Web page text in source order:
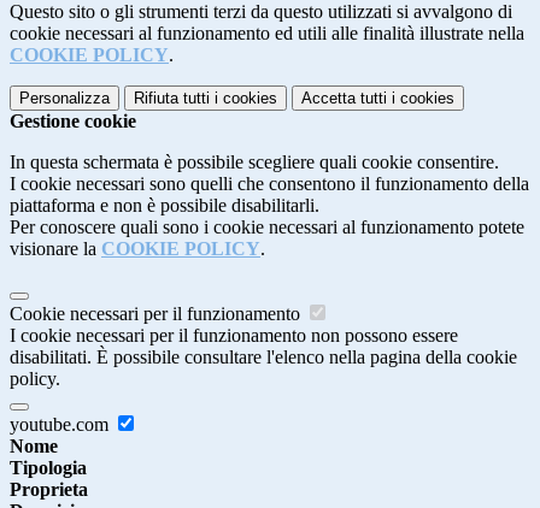
Questo sito o gli strumenti terzi da questo utilizzati si avvalgono di
cookie necessari al funzionamento ed utili alle finalità illustrate nella
COOKIE POLICY.
Personalizza Rifiuta tutti i cookies Accetta tutti i cookies
Gestione cookie
In questa schermata è possibile scegliere quali cookie consentire.
I cookie necessari sono quelli che consentono il funzionamento della
piattaforma e non è possibile disabilitarli.
Per conoscere quali sono i cookie necessari al funzionamento potete
visionare la COOKIE POLICY.
Cookie necessari per il funzionamento
I cookie necessari per il funzionamento non possono essere
disabilitati. È possibile consultare l'elenco nella pagina della cookie
policy.
youtube.com
Nome
Tipologia
Proprieta